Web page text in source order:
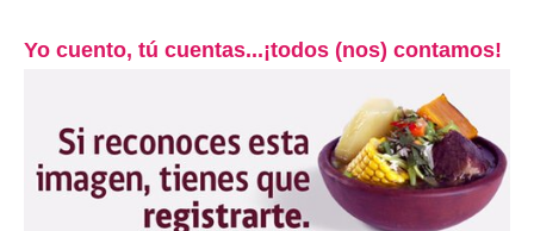
Yo cuento, tú cuentas...¡todos (nos) contamos!